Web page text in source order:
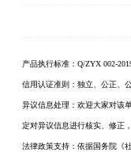
产品执行标准： Q/ZYX 002-
信用认证准则：独立、公正、
异议信息处理：欢迎大家对该
定对异议信息进行核实、修正
法律政策支持：依据国务院《